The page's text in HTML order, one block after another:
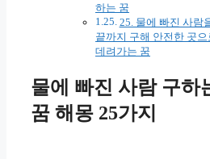
하는 꿈
25. 물에 빠진 사람
끝까지 구해 안전한 곳으
데려가는 꿈
물에 빠진 사람 구하
꿈 해몽 25가지